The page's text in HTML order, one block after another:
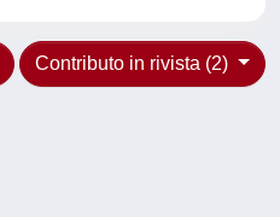
Contributo in rivista (2)